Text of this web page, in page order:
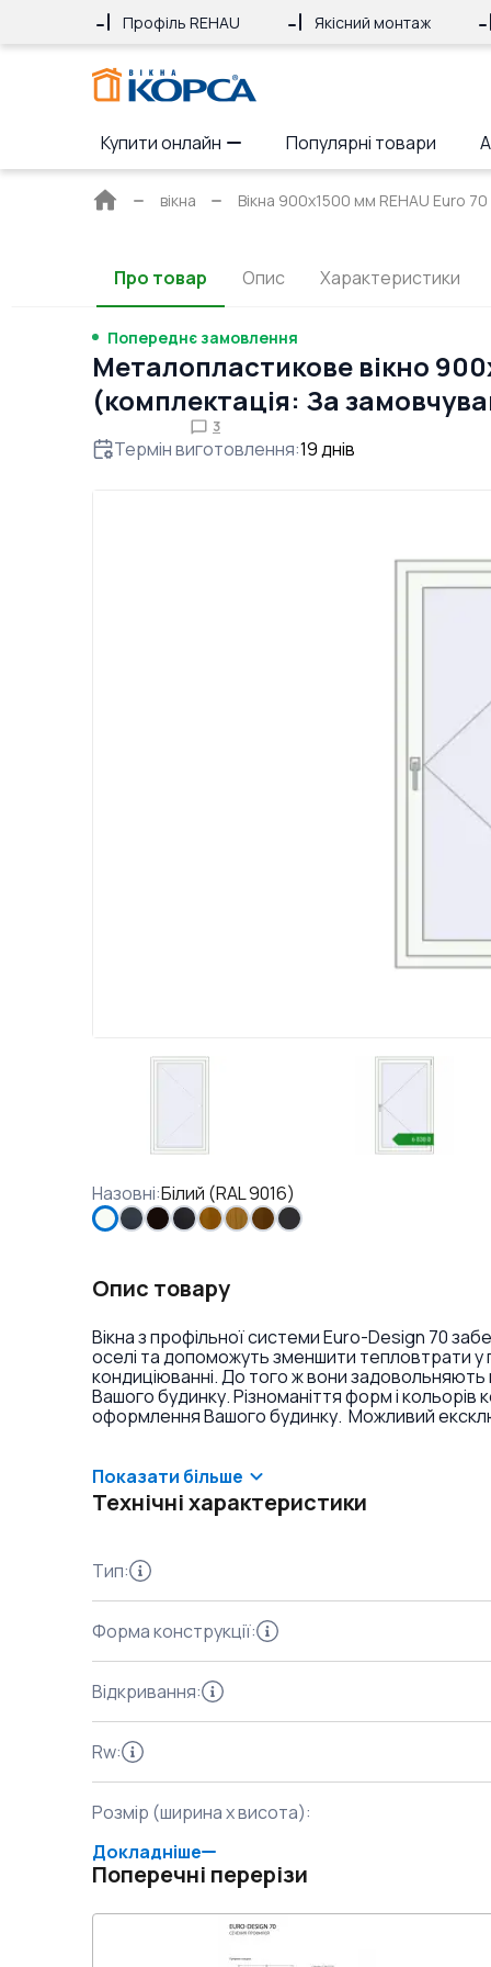
Профіль REHAU Якісний монтаж
Купити онлайн Популярні товари
Головна
вікна Вікна 900x1500 мм REHAU Euro
Про товар Опис Характеристики
Попереднє замовлення
Металопластикове вікно
(комплектація: За
3
Термін виготовлення:19днів
Назовні:Білий (RAL 9016)
Опис товару
Вікна з профільної системи Euro-Design 70
оселі та допоможуть зменшити тепловтрати у
кондиціюванні. До того ж вони
Вашого будинку. Різноманіття форм і
оформлення Вашого будинку. Можливий
Показати більше
Технічні характеристики
Тип:
Форма конструкції:
Відкривання:
Rw:
Розмір (ширина x висота):
Докладніше
Поперечні перерізи